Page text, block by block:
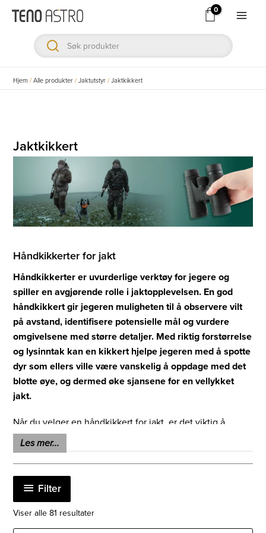
Hopp
innholdet
Hjem /Alle produkter /Jaktutstyr /Jaktkikkert
Jaktkikkert
Håndkikkerter for jakt
Håndkikkerter er uvurderlige verktøy for jegere og
spiller en avgjørende rolle i jaktopplevelsen. En god
håndkikkert gir jegeren muligheten til å observere vilt
på avstand, identifisere potensielle mål og vurdere
omgivelsene med større detaljer. Med riktig forstørrelse
og lysinntak kan en kikkert hjelpe jegeren med å spotte
dyr som ellers ville være vanskelig å oppdage med det
blotte øye, og dermed øke sjansene for en vellykket
jakt.
Når du velger en håndkikkert for jakt, er det viktig å
vurdere faktorer som optisk kvalitet, robusthet og
brukervennlighet. En kikkert med høy optisk kvalitet vil gi
deg et skarpt og klart bilde, selv under krevende
jaktområdet. Et vanntett og støtsikkert design er derfor å
foretrekke.
Les mer...
Viser alle 81 resultaterSortert
siste
Filter